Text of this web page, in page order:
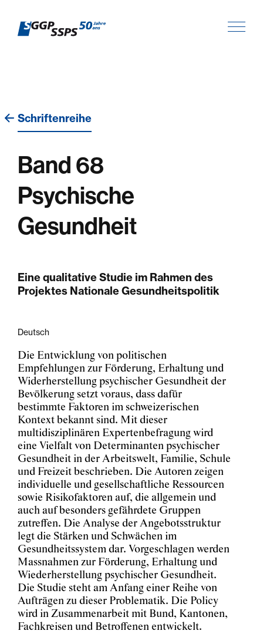
Schriftenreihe
Band 68
Psychische
Gesundheit
Eine qualitative Studie im Rahmen des
Projektes Nationale Gesundheitspolitik
Deutsch
Die Entwicklung von politischen
Empfehlungen zur Förderung, Erhaltung und
Widerherstellung psychischer Gesundheit der
Bevölkerung setzt voraus, dass dafür
bestimmte Faktoren im schweizerischen
Kontext bekannt sind. Mit dieser
multidisziplinären Expertenbefragung wird
eine Vielfalt von Determinanten psychischer
Gesundheit in der Arbeitswelt, Familie, Schule
und Freizeit beschrieben. Die Autoren zeigen
individuelle und gesellschaftliche Ressourcen
sowie Risikofaktoren auf, die allgemein und
auch auf besonders gefährdete Gruppen
zutreffen. Die Analyse der Angebotsstruktur
legt die Stärken und Schwächen im
Gesundheitssystem dar. Vorgeschlagen werden
Massnahmen zur Förderung, Erhaltung und
Wiederherstellung psychischer Gesundheit.
Die Studie steht am Anfang einer Reihe von
Aufträgen zu dieser Problematik. Die Policy
wird in Zusammenarbeit mit Bund, Kantonen,
Fachkreisen und Betroffenen entwickelt.